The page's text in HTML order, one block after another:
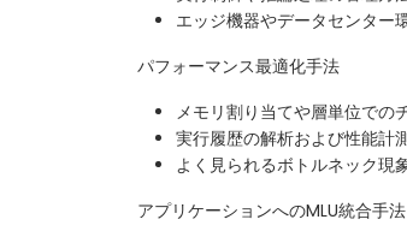
エッジ機器やデータセンター
パフォーマンス最適化手法
メモリ割り当てや層単位での
実行履歴の解析および性能計
よく見られるボトルネック現
アプリケーションへのMLU統合手法